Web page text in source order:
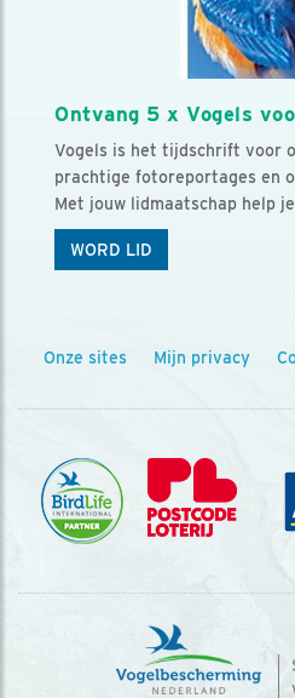
Ontvang 5 x Vogels
Vogels is het tijdschrift voor
prachtige fotoreportages en
Met jouw lidmaatschap help
WORD LID
Onze sites Mijn privacy